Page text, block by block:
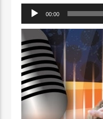
Lecteur
audio
00:00